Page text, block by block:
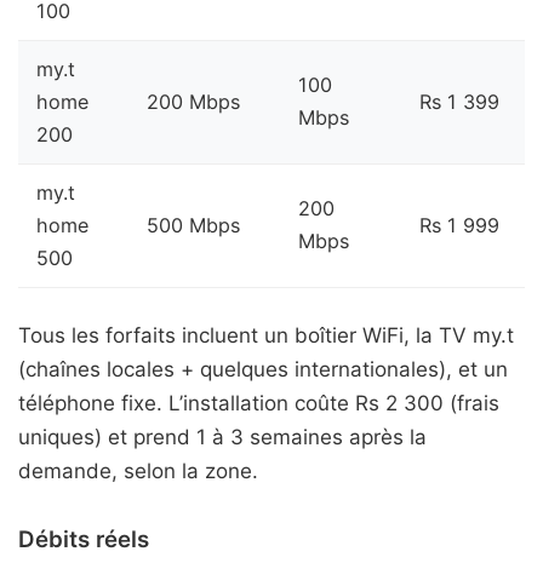
100
my.t
home
200
200 Mbps
100
Mbps
Rs 1 399
my.t
home
500
500 Mbps
200
Mbps
Rs 1 999
Tous les forfaits incluent un boîtier WiFi, la TV my.t
(chaînes locales + quelques internationales), et un
téléphone fixe. L’installation coûte Rs 2 300 (frais
uniques) et prend 1 à 3 semaines après la
demande, selon la zone.
Débits réels